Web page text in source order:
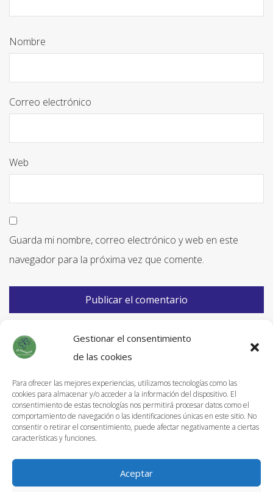
Gestionar el consentimiento
de las cookies
Para ofrecer las mejores experiencias, utilizamos tecnologías como las
cookies para almacenar y/o acceder a la información del dispositivo. El
consentimiento de estas tecnologías nos permitirá procesar datos como el
comportamiento de navegación o las identificaciones únicas en este sitio. No
consentir o retirar el consentimiento, puede afectar negativamente a ciertas
características y funciones.
Aceptar
Nombre
Correo electrónico
Web
Guarda mi nombre, correo electrónico y web en este
navegador para la próxima vez que comente.
Información de Envíos
Política de devoluciones